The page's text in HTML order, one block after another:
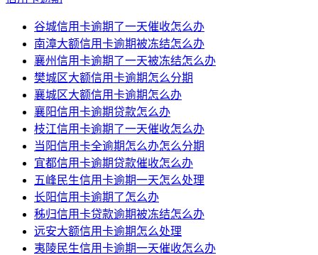
谷城信用卡逾期了一天催收怎么办
南漳大额信用卡逾期被冻结怎么办
襄州信用卡逾期了一天被冻结怎么办
樊城区大额信用卡逾期怎么分期
襄城区大额信用卡逾期怎么办
襄阳信用卡逾期贷款怎么办
枝江信用卡逾期了一天催收怎么办
当阳信用卡全逾期怎么办怎么分期
宜都信用卡逾期贷款催收怎么办
五峰民生信用卡逾期一天怎么处理
长阳信用卡逾期了怎么办
秭归信用卡贷款逾期被冻结怎么办
远安大额信用卡逾期怎么处理
夷陵民生信用卡逾期一天催收怎么办